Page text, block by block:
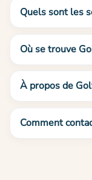
Quels sont les
Où se trouve
À propos de
Comment